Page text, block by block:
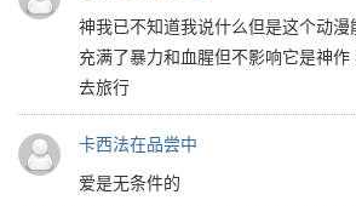
神我已不知道我说什么但是这个动
充满了暴力和血腥但不影响它是神
去旅行
卡西法在品尝中
爱是无条件的